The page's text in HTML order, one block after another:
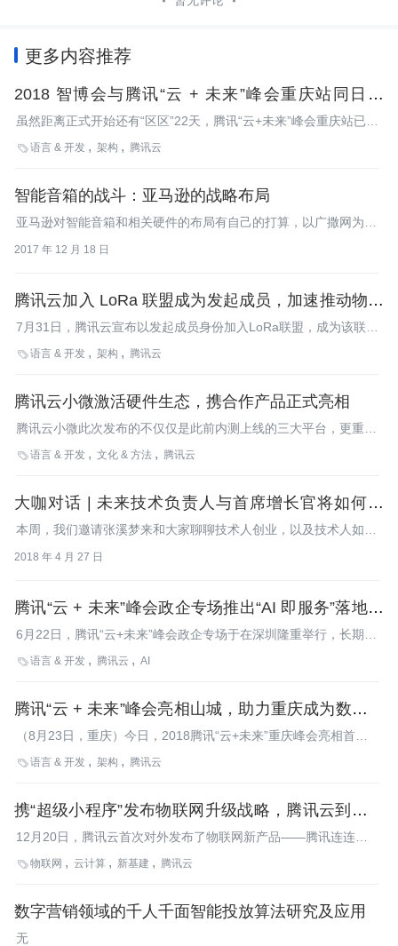
更多内容推荐
2018 智博会与腾讯“云 + 未来”峰会重庆站同日揭
幕，六大亮点提前连连看
虽然距离正式开始还有“区区”22天，腾讯“云+未来”峰会重庆站已经
锁定在首届重庆“中国国际智能产业博览会”（智博会）开幕当天同
语言 & 开发 架构 腾讯云
智能音箱的战斗：亚马逊的战略布局
亚马逊对智能音箱和相关硬件的布局有自己的打算，以广撒网为
2017 年 12 月 18 日
腾讯云加入 LoRa 联盟成为发起成员，加速推动物联
网到智联网的进化
7月31日，腾讯云宣布以发起成员身份加入LoRa联盟，成为该联盟
又一名重量级推手。
语言 & 开发 架构 腾讯云
腾讯云小微激活硬件生态，携合作产品正式亮相
腾讯云小微此次发布的不仅仅是此前内测上线的三大平台，更重要
的是腾讯云小微与大量合作伙伴也在此次专场上登台亮相。
语言 & 开发 文化 & 方法 腾讯云
大咖对话 | 未来技术负责人与首席增长官将如何协
作？
本周，我们邀请张溪梦来和大家聊聊技术人创业，以及技术人如何
2018 年 4 月 27 日
腾讯“云 + 未来”峰会政企专场推出“AI 即服务”落地方
案
6月22日，腾讯“云+未来”峰会政企专场于在深圳隆重举行，长期以
来，腾讯云非常重视与政企领域的合作，通过AI赋能公共服务与商
云总经理胥彪、腾讯技术工程事业群企业IT部总经理刘若潇、腾讯
云房地产业务总监张磊在会上推出了智慧建筑、智能汽车等产业的
云解决方案。
语言 & 开发 腾讯云 AI
腾讯“云 + 未来”峰会亮相山城，助力重庆成为数字中
国新标杆
（8月23日，重庆）今日，2018腾讯“云+未来”重庆峰会亮相首届
中国国际智能产业博览会（智博会）。峰会现场，腾讯首度分享了
智慧旅游平台“一部手机游武隆”也正式与公众见面。
语言 & 开发 架构 腾讯云
携“超级小程序”发布物联网升级战略，腾讯云到底在
打什么算盘？
12月20日，腾讯云首次对外发布了物联网新产品——腾讯连连，
并宣布腾讯云物联网开发平台 IoT Explorer 开启公测。
物联网 云计算 新基建 腾讯云
数字营销领域的千人千面智能投放算法研究及应用
无